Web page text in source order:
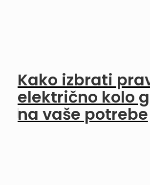
Kako izbrati
električno kolo
na vaše potrebe